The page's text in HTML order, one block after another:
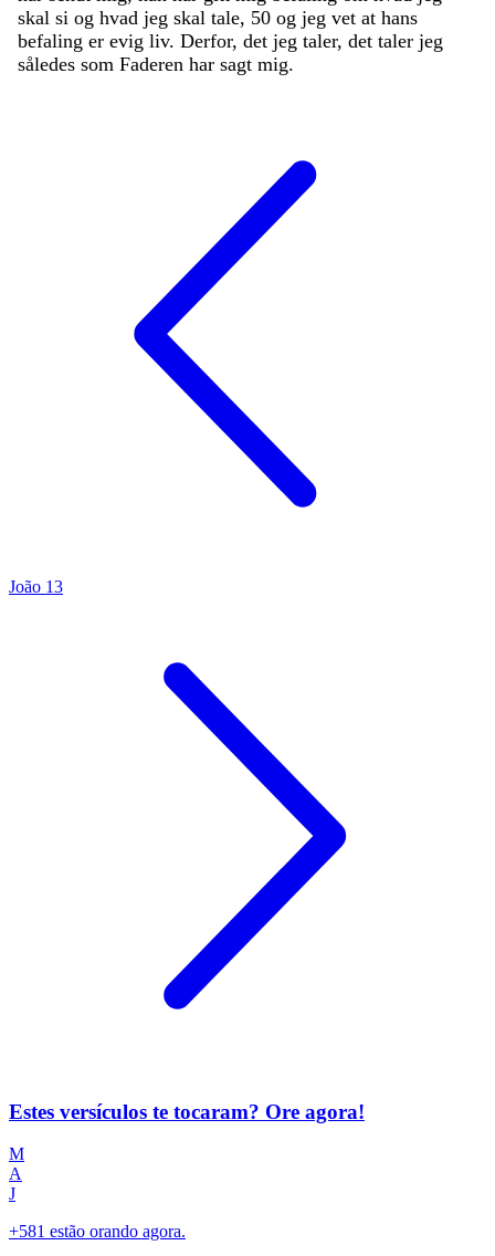
skal si og hvad jeg skal tale, 50 og jeg vet at hans
befaling er evig liv. Derfor, det jeg taler, det taler jeg
således som Faderen har sagt mig.
João 13
Estes versículos te tocaram? Ore agora!
M
A
J
+581 estão orando agora.